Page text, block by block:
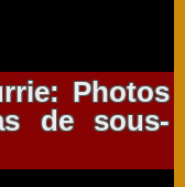
Photos
de sous-